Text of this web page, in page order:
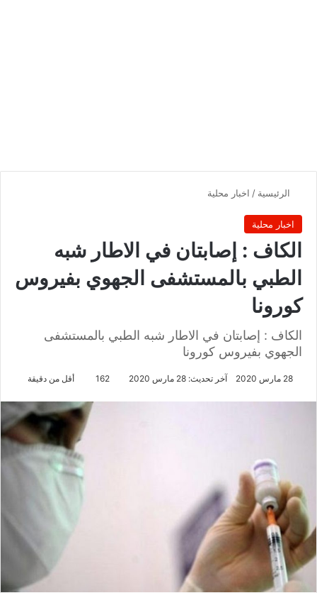
الرئيسية / اخبار محلية
اخبار محلية
الكاف : إصابتان في الاطار شبه
الطبي بالمستشفى الجهوي بفيروس
كورونا
الكاف : إصابتان في الاطار شبه الطبي بالمستشفى
الجهوي بفيروس كورونا
28 مارس 2020 آخر تحديث: 28 مارس 2020 162 أقل من دقيقة